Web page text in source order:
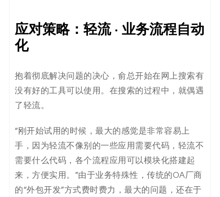
应对策略：轻流 · 业务流程自动
化
抱着彻底解决问题的决心，俞总开始在网上搜索有
没有好的工具可以使用。在搜索的过程中，就偶遇
了轻流。
“刚开始试用的时候，最大的感觉是非常容易上
手，因为轻流不像别的一些应用需要代码，轻流不
需要什么代码，各个流程应用可以模块化搭建起
来，方便实用。”由于业务特殊性，传统的OA厂商
的“外包开发”方式费时费力，最大的问题，还在于